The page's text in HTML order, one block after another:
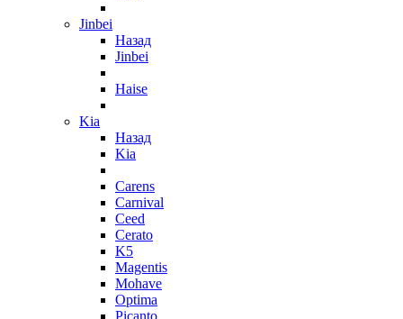
Jinbei
Назад
Jinbei
Haise
Kia
Назад
Kia
Carens
Carnival
Ceed
Cerato
K5
Magentis
Mohave
Optima
Picanto